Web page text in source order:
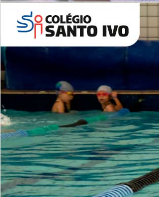
Leituras Literárias
ALUNOS NOVOS
Entre em Contato
INSTITUCIONAL